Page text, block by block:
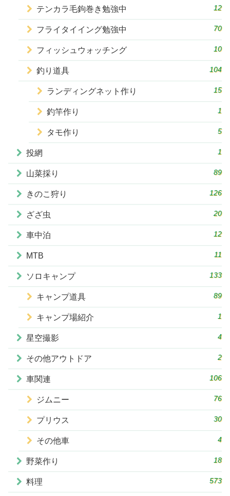
テンカラ毛鉤巻き勉強中 12
フライタイイング勉強中 70
フィッシュウォッチング 10
釣り道具 104
ランディングネット作り 15
釣竿作り 1
タモ作り 5
投網 1
山菜採り 89
きのこ狩り 126
ざざ虫 20
車中泊 12
MTB 11
ソロキャンプ 133
キャンプ道具 89
キャンプ場紹介 1
星空撮影 4
その他アウトドア 2
車関連 106
ジムニー 76
プリウス 30
その他車 4
野菜作り 18
料理 573